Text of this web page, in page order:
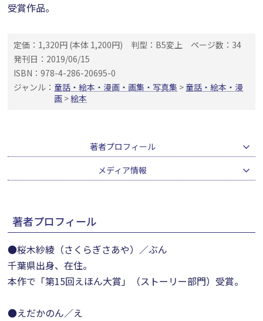
受賞作品。
定価：1,320円 (本体 1,200円) 判型：B5変上
ページ数：34
発刊日：2019/06/15
ISBN：978-4-286-20695-0
ジャンル： 童話・絵本・漫画・画集・写真集 > 童話・絵本・漫
画 >絵本
著者プロフィール
メディア情報
著者プロフィール
●桜木紗綾（さくらぎさあや）／ぶん
千葉県出身、在住。
本作で「第15回えほん大賞」（ストーリー部門）受賞。
●えだかのん／え